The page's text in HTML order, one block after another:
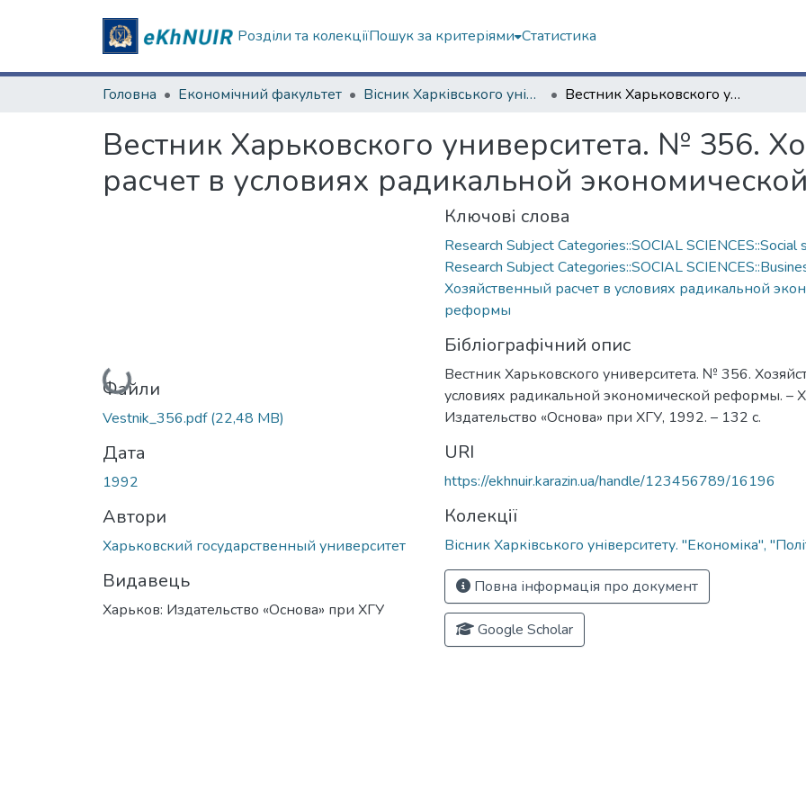
Розділи та колекціїПошук за критеріями Статистика
Головна Економічний факультет Вісник Харківського університету. "Економіка", "Політекономія" Вестник Харьковского университета. № 356. Хозяйственный расчет в условиях радикальной экономической реформы
Вестник Харьковского университета. № 356.
расчет в условиях радикальной
Вантажиться...
Файли
Vestnik_356.pdf(22,48 MB)
Дата
1992
Автори
Харьковский государственный университет
Видавець
Харьков: Издательство «Основа» при ХГУ
Ключові слова
Research Subject Categories::SOCIAL SCIENCES::Social
Research Subject Categories::SOCIAL
Хозяйственный расчет в условиях радикальной
реформы
Бібліографічний опис
Вестник Харьковского университета. № 356.
условиях радикальной экономической реформы. –
Издательство «Основа» при ХГУ, 1992. – 132 с.
URI
https://ekhnuir.karazin.ua/handle/123456789/16196
Колекції
Вісник Харківського університету. "Економіка",
Повна інформація про документ
Google Scholar